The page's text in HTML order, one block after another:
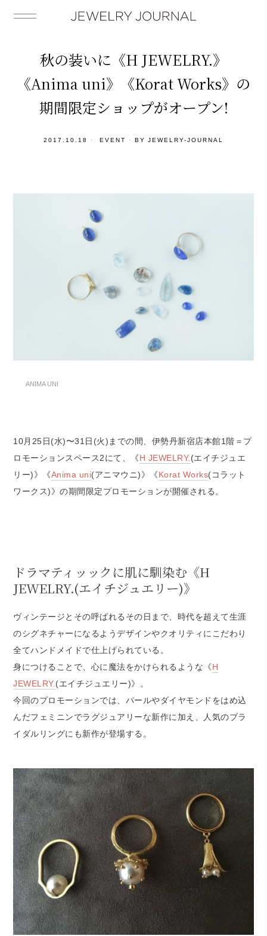
秋の装いに《H JEWELRY.》
《Anima uni》《Korat Works》の
期間限定ショップがオープン!
2017.10.18 EVENT BY JEWELRY-JOURNAL
ANIMA UNI
10月25日(水)〜31日(火)までの間、伊勢丹新宿店本館1階＝プ
ロモーションスペース2にて、《H JEWELRY. (エイチジュエ
リー)》《Anima uni(アニマウニ)》《Korat Works(コラット
ワークス)》の期間限定プロモーションが開催される。
ドラマティッックに肌に馴染む《H
JEWELRY.(エイチジュエリー)》
ヴィンテージとその呼ばれるその日まで、時代を超えて生涯
のシグネチャーになるようデザインやクオリティにこだわり
全てハンドメイドで仕上げられている。
身につけることで、心に魔法をかけられるような《H
JEWELRY. (エイチジュエリー)》。
今回のプロモーションでは、パールやダイヤモンドをはめ込
んだフェミニンでラグジュアリーな新作に加え、人気のブラ
イダルリングにも新作が登場する。